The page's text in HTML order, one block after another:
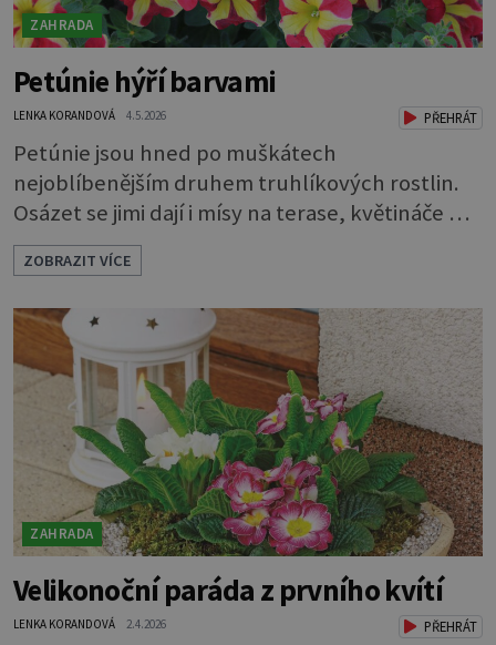
ZAHRADA
Petúnie hýří barvami
LENKA KORANDOVÁ 4.5.2026 PŘEHRÁT
Petúnie jsou hned po muškátech
nejoblíbenějším druhem truhlíkových rostlin.
Osázet se jimi dají i mísy na terase, květináče na
balkoně, a dokonce i záhony. Každoročně se
rozsáhlá nabídka petúnií a jejich nejbližších
příbuzných surfinií rozrůstá o nové a nové
druhy a kultivary. Ty se vzhledem buď prolínají
a zdánlivě splývají, nebo se naopak výrazně liší
od svých předchůdkyň. Ja
ZOBRAZIT VÍCE
ZAHRADA
Velikonoční paráda z prvního kvítí
LENKA KORANDOVÁ 2.4.2026 PŘEHRÁT